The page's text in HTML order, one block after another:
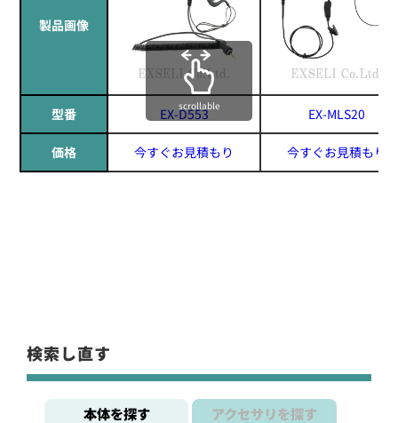
製品画像
型番 EX-D553 EX-MLS20
価格 今すぐお見積もり 今すぐお見積もり
scrollable
検索し直す
本体を探す アクセサリを探す